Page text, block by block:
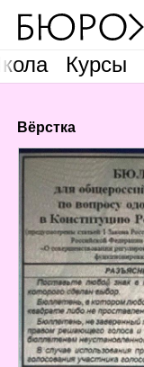
Курсы
Вёрстка